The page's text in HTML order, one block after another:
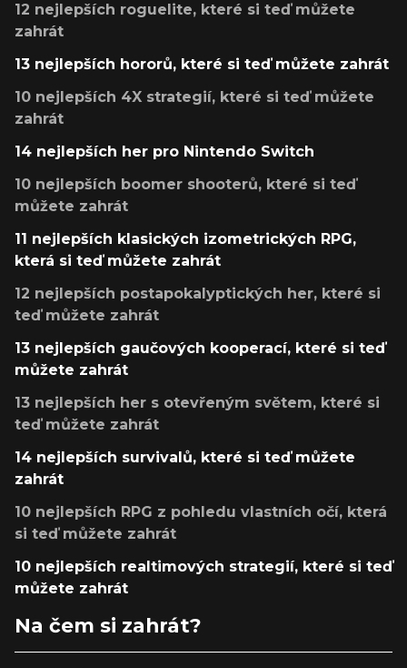
12 nejlepších roguelite, které si teď můžete
zahrát
13 nejlepších hororů, které si teď můžete zahrát
10 nejlepších 4X strategií, které si teď můžete
zahrát
14 nejlepších her pro Nintendo Switch
10 nejlepších boomer shooterů, které si teď
můžete zahrát
11 nejlepších klasických izometrických RPG,
která si teď můžete zahrát
12 nejlepších postapokalyptických her, které si
teď můžete zahrát
13 nejlepších gaučových kooperací, které si teď
můžete zahrát
13 nejlepších her s otevřeným světem, které si
teď můžete zahrát
14 nejlepších survivalů, které si teď můžete
zahrát
10 nejlepších RPG z pohledu vlastních očí, která
si teď můžete zahrát
10 nejlepších realtimových strategií, které si teď
můžete zahrát
Na čem si zahrát?